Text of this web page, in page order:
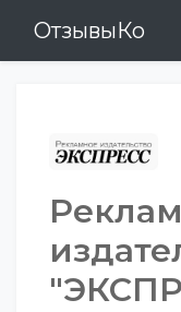
ОтзывыКо